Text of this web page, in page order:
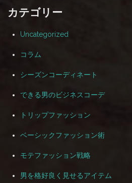
カテゴリー
Uncategorized
コラム
シーズンコーディネート
できる男のビジネスコーデ
トリップファッション
ベーシックファッション術
モテファッション戦略
男を格好良く見せるアイテム